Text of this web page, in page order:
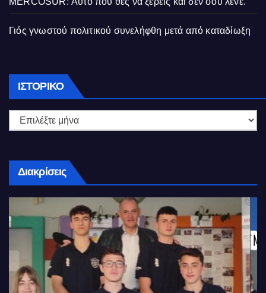
Γιός γνωστού πολιτικού συνελήφθη μετά από καταδίωξη
ΙΣΤΟΡΙΚΌ Ιστορικό
Διακρίσεις